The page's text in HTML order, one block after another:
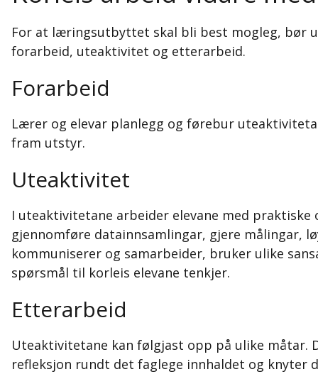
For at læringsutbyttet skal bli best mogleg, bør
forarbeid, uteaktivitet og etterarbeid.
Forarbeid
Lærer og elevar planlegg og førebur
fram utstyr.
Uteaktivitet
I uteaktivitetane arbeider elevane med
gjennomføre datainnsamlingar, gjere målingar,
kommuniserer og samarbeider, bruker ulike
spørsmål til korleis elevane tenkjer.
Etterarbeid
Uteaktivitetane kan følgjast opp på ulike måtar.
refleksjon rundt det faglege innhaldet og knyter